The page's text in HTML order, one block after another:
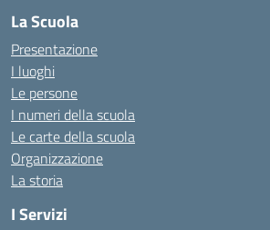
La Scuola
Presentazione
I luoghi
Le persone
I numeri della scuola
Le carte della scuola
Organizzazione
La storia
I Servizi